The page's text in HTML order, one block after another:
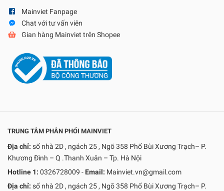
Mainviet Fanpage
Chat với tư vấn viên
Gian hàng Mainviet trên Shopee
TRUNG TÂM PHÂN PHỐI MAINVIET
Địa chỉ: số nhà 2D , ngách 25 , Ngõ 358 Phố Bùi Xương Trạch– P.
Khương Đình – Q .Thanh Xuân – Tp. Hà Nội
Hotline 1: 0326728009 - Email: Mainviet.vn@gmail.com
Địa chỉ: số nhà 2D , ngách 25 , Ngõ 358 Phố Bùi Xương Trạch– P.